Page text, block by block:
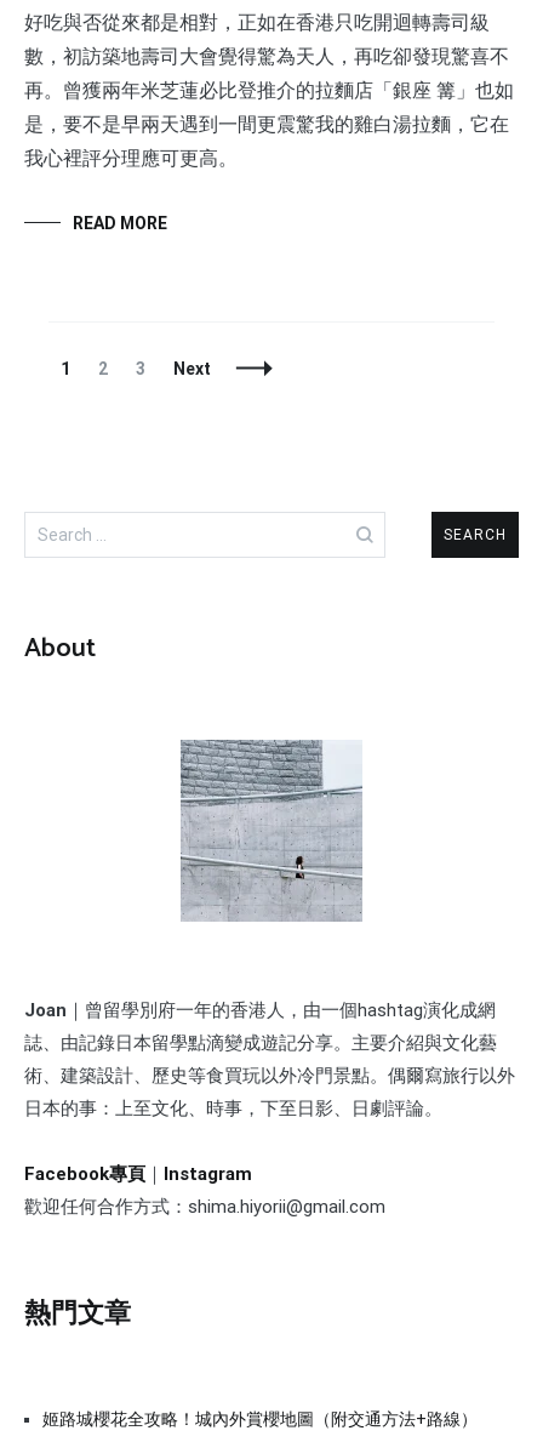
好吃與否從來都是相對，正如在香港只吃開迴轉壽司級
數，初訪築地壽司大會覺得驚為天人，再吃卻發現驚喜不
再。曾獲兩年米芝蓮必比登推介的拉麵店「銀座 篝」也如
是，要不是早兩天遇到一間更震驚我的雞白湯拉麵，它在
我心裡評分理應可更高。
READ MORE
Posts
Page
1 Page
2 Page
3 Next
for:
About
Joan ｜曾留學別府一年的香港人，由一個hashtag演化成網
誌、由記錄日本留學點滴變成遊記分享。主要介紹與文化藝
術、建築設計、歷史等食買玩以外冷門景點。偶爾寫旅行以外
日本的事：上至文化、時事，下至日影、日劇評論。
Facebook專頁 ｜ Instagram
歡迎任何合作方式：shima.hiyorii@gmail.com
熱門文章
姬路城櫻花全攻略！城內外賞櫻地圖（附交通方法+路線）